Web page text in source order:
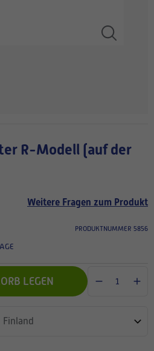
Weitere Fragen zum Produkt
PRODUKTNUMMER 5856
LEGEN